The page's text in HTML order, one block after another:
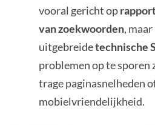
vooral gericht op
van zoekwoorden,
uitgebreidetechnische
problemen op te sporen
trage paginasnelheden
mobielvriendelijkheid.